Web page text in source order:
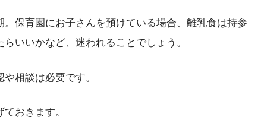
保育園にお子さんを預けている場合、離乳食は持参
いいかなど、迷われることでしょう。
相談は必要です。
おきます。